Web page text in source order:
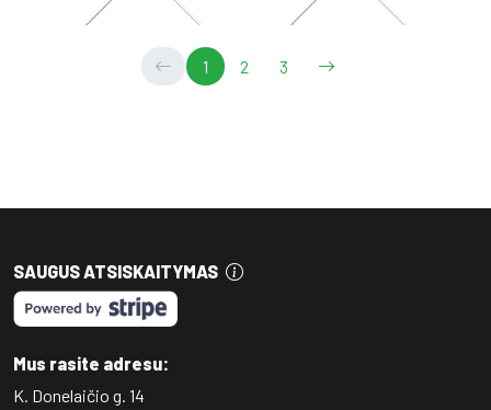
1 2 3
SAUGUS ATSISKAITYMAS
Mus rasite adresu:
K. Donelaičio g. 14